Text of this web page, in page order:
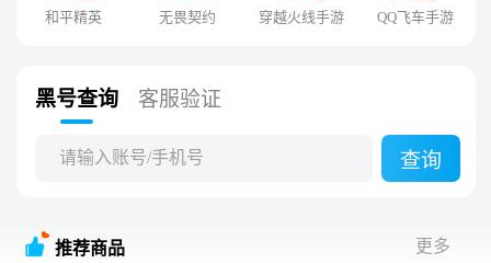
和平精英 无畏契约 穿越火线手游 QQ飞车手游
黑号查询 客服验证
请输入账号/手机号 查询
推荐商品 更多